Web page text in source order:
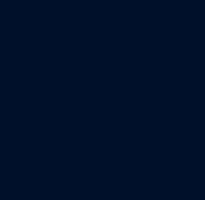
zu Kontroll- und zu
verarbeitet werden können.